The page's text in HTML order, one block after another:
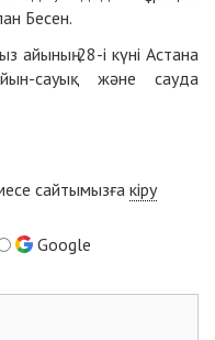
Бесен.
айының 28-і күні Астана
сауық және сауда
сайтымызға кіру
Google